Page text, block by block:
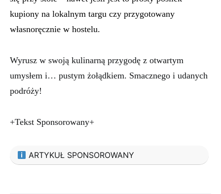
kupiony na lokalnym targu czy przygotowany
własnoręcznie w hostelu.
Wyrusz w swoją kulinarną przygodę z otwartym
umysłem i… pustym żołądkiem. Smacznego i udanych
podróży!
+Tekst Sponsorowany+
ARTYKUŁ SPONSOROWANY